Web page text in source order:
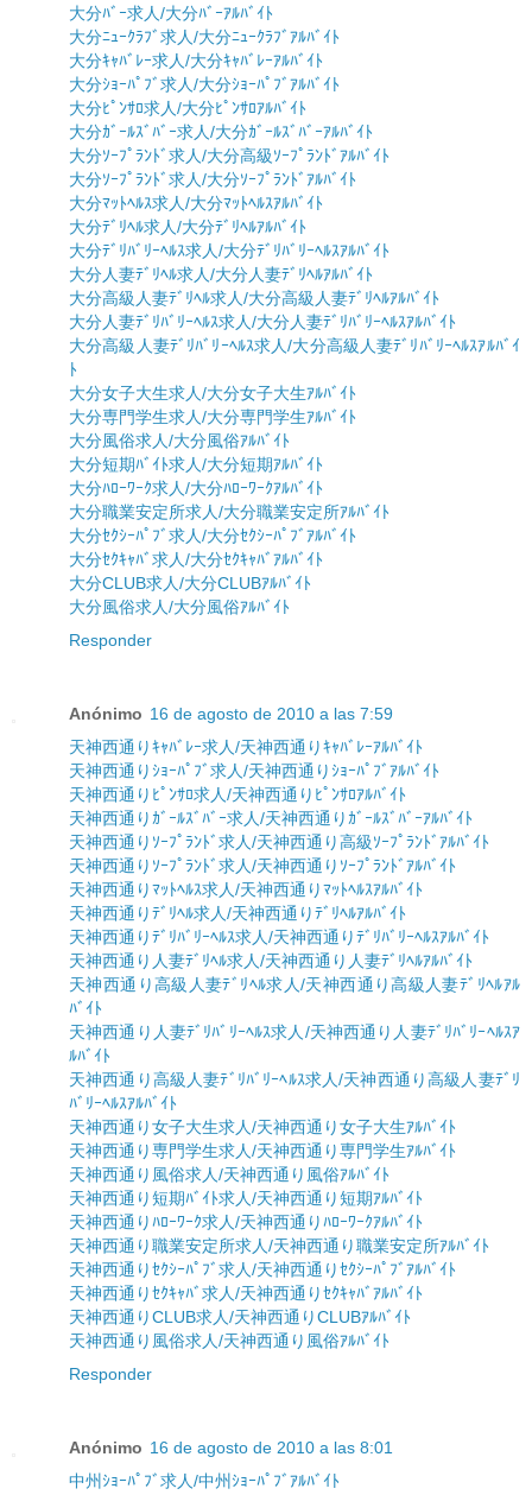
大分ﾊﾞｰ求人/大分ﾊﾞｰｱﾙﾊﾞｲﾄ
大分ﾆｭｰｸﾗﾌﾞ求人/大分ﾆｭｰｸﾗﾌﾞｱﾙﾊﾞｲﾄ
大分ｷｬﾊﾞﾚｰ求人/大分ｷｬﾊﾞﾚｰｱﾙﾊﾞｲﾄ
大分ｼｮｰﾊﾟﾌﾞ求人/大分ｼｮｰﾊﾟﾌﾞｱﾙﾊﾞｲﾄ
大分ﾋﾟﾝｻﾛ求人/大分ﾋﾟﾝｻﾛｱﾙﾊﾞｲﾄ
大分ｶﾞｰﾙｽﾞﾊﾞｰ求人/大分ｶﾞｰﾙｽﾞﾊﾞｰｱﾙﾊﾞｲﾄ
大分ｿｰﾌﾟﾗﾝﾄﾞ求人/大分高級ｿｰﾌﾟﾗﾝﾄﾞｱﾙﾊﾞｲﾄ
大分ｿｰﾌﾟﾗﾝﾄﾞ求人/大分ｿｰﾌﾟﾗﾝﾄﾞｱﾙﾊﾞｲﾄ
大分ﾏｯﾄﾍﾙｽ求人/大分ﾏｯﾄﾍﾙｽｱﾙﾊﾞｲﾄ
大分ﾃﾞﾘﾍﾙ求人/大分ﾃﾞﾘﾍﾙｱﾙﾊﾞｲﾄ
大分ﾃﾞﾘﾊﾞﾘｰﾍﾙｽ求人/大分ﾃﾞﾘﾊﾞﾘｰﾍﾙｽｱﾙﾊﾞｲﾄ
大分人妻ﾃﾞﾘﾍﾙ求人/大分人妻ﾃﾞﾘﾍﾙｱﾙﾊﾞｲﾄ
大分高級人妻ﾃﾞﾘﾍﾙ求人/大分高級人妻ﾃﾞﾘﾍﾙｱﾙﾊﾞｲﾄ
大分人妻ﾃﾞﾘﾊﾞﾘｰﾍﾙｽ求人/大分人妻ﾃﾞﾘﾊﾞﾘｰﾍﾙｽｱﾙﾊﾞｲﾄ
大分高級人妻ﾃﾞﾘﾊﾞﾘｰﾍﾙｽ求人/大分高級人妻ﾃﾞﾘﾊﾞﾘｰﾍﾙｽｱﾙﾊﾞｲ
ﾄ
大分女子大生求人/大分女子大生ｱﾙﾊﾞｲﾄ
大分専門学生求人/大分専門学生ｱﾙﾊﾞｲﾄ
大分風俗求人/大分風俗ｱﾙﾊﾞｲﾄ
大分短期ﾊﾞｲﾄ求人/大分短期ｱﾙﾊﾞｲﾄ
大分ﾊﾛｰﾜｰｸ求人/大分ﾊﾛｰﾜｰｸｱﾙﾊﾞｲﾄ
大分職業安定所求人/大分職業安定所ｱﾙﾊﾞｲﾄ
大分ｾｸｼｰﾊﾟﾌﾞ求人/大分ｾｸｼｰﾊﾟﾌﾞｱﾙﾊﾞｲﾄ
大分ｾｸｷｬﾊﾞ求人/大分ｾｸｷｬﾊﾞｱﾙﾊﾞｲﾄ
大分CLUB求人/大分CLUBｱﾙﾊﾞｲﾄ
大分風俗求人/大分風俗ｱﾙﾊﾞｲﾄ
Responder
Anónimo 16 de agosto de 2010 a las 7:59
天神西通りｷｬﾊﾞﾚｰ求人/天神西通りｷｬﾊﾞﾚｰｱﾙﾊﾞｲﾄ
天神西通りｼｮｰﾊﾟﾌﾞ求人/天神西通りｼｮｰﾊﾟﾌﾞｱﾙﾊﾞｲﾄ
天神西通りﾋﾟﾝｻﾛ求人/天神西通りﾋﾟﾝｻﾛｱﾙﾊﾞｲﾄ
天神西通りｶﾞｰﾙｽﾞﾊﾞｰ求人/天神西通りｶﾞｰﾙｽﾞﾊﾞｰｱﾙﾊﾞｲﾄ
天神西通りｿｰﾌﾟﾗﾝﾄﾞ求人/天神西通り高級ｿｰﾌﾟﾗﾝﾄﾞｱﾙﾊﾞｲﾄ
天神西通りｿｰﾌﾟﾗﾝﾄﾞ求人/天神西通りｿｰﾌﾟﾗﾝﾄﾞｱﾙﾊﾞｲﾄ
天神西通りﾏｯﾄﾍﾙｽ求人/天神西通りﾏｯﾄﾍﾙｽｱﾙﾊﾞｲﾄ
天神西通りﾃﾞﾘﾍﾙ求人/天神西通りﾃﾞﾘﾍﾙｱﾙﾊﾞｲﾄ
天神西通りﾃﾞﾘﾊﾞﾘｰﾍﾙｽ求人/天神西通りﾃﾞﾘﾊﾞﾘｰﾍﾙｽｱﾙﾊﾞｲﾄ
天神西通り人妻ﾃﾞﾘﾍﾙ求人/天神西通り人妻ﾃﾞﾘﾍﾙｱﾙﾊﾞｲﾄ
天神西通り高級人妻ﾃﾞﾘﾍﾙ求人/天神西通り高級人妻ﾃﾞﾘﾍﾙｱﾙ
ﾊﾞｲﾄ
天神西通り人妻ﾃﾞﾘﾊﾞﾘｰﾍﾙｽ求人/天神西通り人妻ﾃﾞﾘﾊﾞﾘｰﾍﾙｽｱ
ﾙﾊﾞｲﾄ
天神西通り高級人妻ﾃﾞﾘﾊﾞﾘｰﾍﾙｽ求人/天神西通り高級人妻ﾃﾞﾘ
ﾊﾞﾘｰﾍﾙｽｱﾙﾊﾞｲﾄ
天神西通り女子大生求人/天神西通り女子大生ｱﾙﾊﾞｲﾄ
天神西通り専門学生求人/天神西通り専門学生ｱﾙﾊﾞｲﾄ
天神西通り風俗求人/天神西通り風俗ｱﾙﾊﾞｲﾄ
天神西通り短期ﾊﾞｲﾄ求人/天神西通り短期ｱﾙﾊﾞｲﾄ
天神西通りﾊﾛｰﾜｰｸ求人/天神西通りﾊﾛｰﾜｰｸｱﾙﾊﾞｲﾄ
天神西通り職業安定所求人/天神西通り職業安定所ｱﾙﾊﾞｲﾄ
天神西通りｾｸｼｰﾊﾟﾌﾞ求人/天神西通りｾｸｼｰﾊﾟﾌﾞｱﾙﾊﾞｲﾄ
天神西通りｾｸｷｬﾊﾞ求人/天神西通りｾｸｷｬﾊﾞｱﾙﾊﾞｲﾄ
天神西通りCLUB求人/天神西通りCLUBｱﾙﾊﾞｲﾄ
天神西通り風俗求人/天神西通り風俗ｱﾙﾊﾞｲﾄ
Responder
Anónimo 16 de agosto de 2010 a las 8:01
中州ｼｮｰﾊﾟﾌﾞ求人/中州ｼｮｰﾊﾟﾌﾞｱﾙﾊﾞｲﾄ